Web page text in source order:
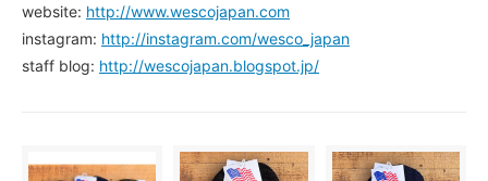
website: http://www.wescojapan.com
instagram: http://instagram.com/wesco_japan
staff blog: http://wescojapan.blogspot.jp/